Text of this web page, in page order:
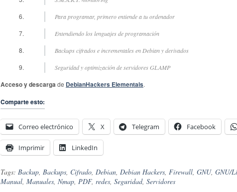
Para programar, primero entiende a tu ordenador
Entendiendo los lenguajes de programación
Backups cifrados e incrementales en Debian y derivados
Seguridad y optimización de servidores GLAMP
Acceso y descarga de DebianHackers Elementals.
Comparte esto:
Correo electrónico X Telegram Facebook
Imprimir LinkedIn
Tags: Backup, Backups, Cifrado, Debian, Debian Hackers, Firewall, GNU, GNU/
Manual, Manuales, Nmap, PDF, redes, Seguridad, Servidores